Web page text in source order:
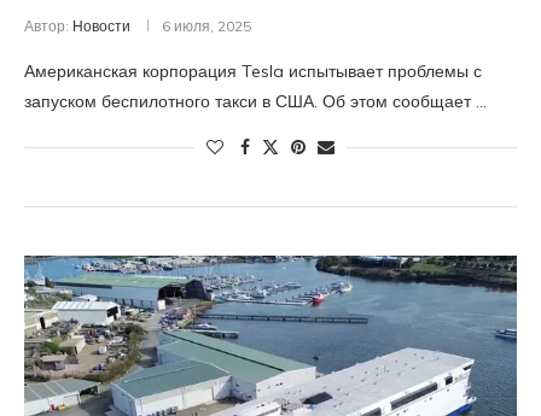
Автор: Новости 6 июля, 2025
Американская корпорация Tesla испытывает проблемы с
запуском беспилотного такси в США. Об этом сообщает …